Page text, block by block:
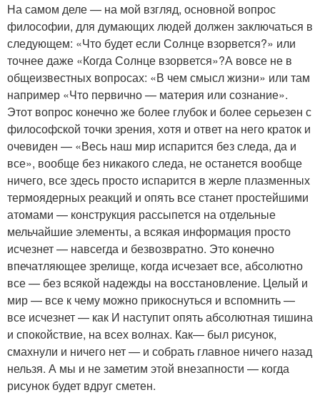
На самом деле — на мой взгляд, основной вопрос
философии, для думающих людей должен заключаться в
следующем: «Что будет если Солнце взорвется?» или
точнее даже «Когда Солнце взорвется»?А вовсе не в
общеизвестных вопросах: «В чем смысл жизни» или там
например «Что первично — материя или сознание».
Этот вопрос конечно же более глубок и более серьезен с
философской точки зрения, хотя и ответ на него краток и
очевиден — «Весь наш мир испарится без следа, да и
все», вообще без никакого следа, не останется вообще
ничего, все здесь просто испарится в жерле плазменных
термоядерных реакций и опять все станет простейшими
атомами — конструкция рассыпется на отдельные
мельчайшие элементы, а всякая информация просто
исчезнет — навсегда и безвозвратно. Это конечно
впечатляющее зрелище, когда исчезает все, абсолютно
все — без всякой надежды на восстановление. Целый и
мир — все к чему можно прикоснуться и вспомнить —
все исчезнет — как И наступит опять абсолютная тишина
и спокойствие, на всех волнах. Как— был рисунок,
смахнули и ничего нет — и собрать главное ничего назад
нельзя. А мы и не заметим этой внезапности — когда
рисунок будет вдруг сметен.